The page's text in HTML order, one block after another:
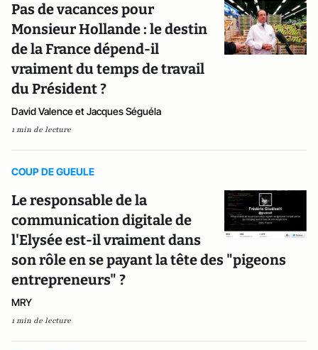
Pas de vacances pour
Monsieur Hollande : le destin
de la France dépend-il
vraiment du temps de travail
du Président ?
David Valence et Jacques Séguéla
1 min de lecture
COUP DE GUEULE
Le responsable de la
communication digitale de
l'Elysée est-il vraiment dans
son rôle en se payant la tête des "pigeons
entrepreneurs" ?
MRY
1 min de lecture